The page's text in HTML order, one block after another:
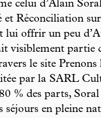
celui d’Alain
et Réconciliation
lui offrir un peu
visiblement partie
le site Prenons
par la SARL
% des parts, Soral
séjours en pleine